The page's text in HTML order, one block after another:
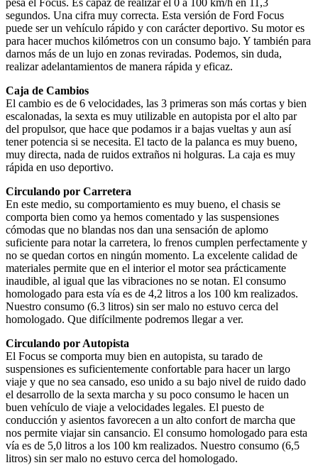
segundos. Una cifra muy correcta. Esta versión de Ford Focus
puede ser un vehículo rápido y con carácter deportivo. Su motor es
para hacer muchos kilómetros con un consumo bajo. Y también para
darnos más de un lujo en zonas reviradas. Podemos, sin duda,
realizar adelantamientos de manera rápida y eficaz.
Caja de Cambios
El cambio es de 6 velocidades, las 3 primeras son más cortas y bien
escalonadas, la sexta es muy utilizable en autopista por el alto par
del propulsor, que hace que podamos ir a bajas vueltas y aun así
tener potencia si se necesita. El tacto de la palanca es muy bueno,
muy directa, nada de ruidos extraños ni holguras. La caja es muy
rápida en uso deportivo.
Circulando por Carretera
En este medio, su comportamiento es muy bueno, el chasis se
comporta bien como ya hemos comentado y las suspensiones
cómodas que no blandas nos dan una sensación de aplomo
suficiente para notar la carretera, lo frenos cumplen perfectamente y
no se quedan cortos en ningún momento. La excelente calidad de
materiales permite que en el interior el motor sea prácticamente
inaudible, al igual que las vibraciones no se notan. El consumo
homologado para esta vía es de 4,2 litros a los 100 km realizados.
Nuestro consumo (6.3 litros) sin ser malo no estuvo cerca del
homologado. Que difícilmente podremos llegar a ver.
Circulando por Autopista
El Focus se comporta muy bien en autopista, su tarado de
suspensiones es suficientemente confortable para hacer un largo
viaje y que no sea cansado, eso unido a su bajo nivel de ruido dado
el desarrollo de la sexta marcha y su poco consumo le hacen un
buen vehículo de viaje a velocidades legales. El puesto de
conducción y asientos favorecen a un alto confort de marcha que
nos permite viajar sin cansancio. El consumo homologado para esta
vía es de 5,0 litros a los 100 km realizados. Nuestro consumo (6,5
litros) sin ser malo no estuvo cerca del homologado.